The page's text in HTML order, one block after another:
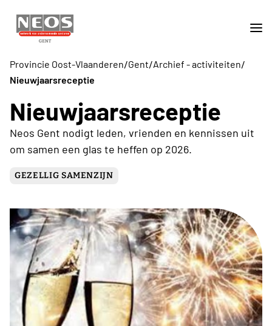
Provincie Oost-Vlaanderen/Gent/Archief - activiteiten/
Nieuwjaarsreceptie
Nieuwjaarsreceptie
Neos Gent nodigt leden, vrienden en kennissen uit
om samen een glas te heffen op 2026.
GEZELLIG SAMENZIJN